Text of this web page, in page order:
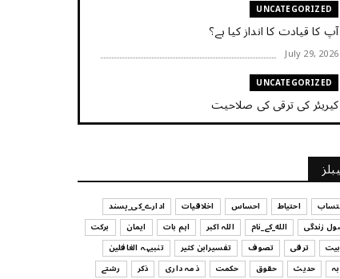
UNCATEGORIZED
آپ کا قیادت کا انداز کیا ہے؟
July 29, 2026
UNCATEGORIZED
کیریئر کی ترقی کی صلاحیت
July 29, 2026
UNCATEGORIZED
کیا آپ اپنے باس کو مؤثر طریقے سے منظم کر رہے
ہیں
July 29, 2026
UNCATEGORIZED
اس وقت آپ کا موڈ کیسا ہے؟
احتیاط احساس اخلاقیات
ادارے_کی_پسند
زندگی
الله_کے_نام اللہ اکبر اہم بات ایمان
برکت
ترقی تصوف تفسیرابن کثیر
تنبیہہ الغافلین
حدیث حقوق حکمت ذمہ داری ذکر
رشتے